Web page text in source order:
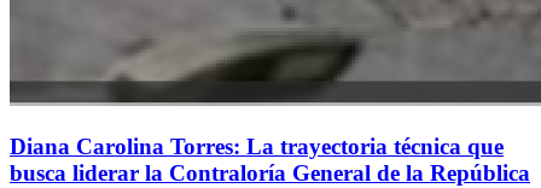
Diana Carolina Torres: La trayectoria técnica que
busca liderar la Contraloría General de la República